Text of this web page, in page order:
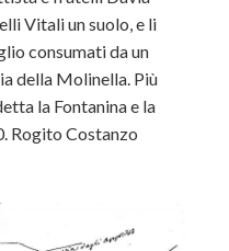
Vitali un suolo, e li
consumati da un
della Molinella. Più
la Fontanina e la
Rogito Costanzo